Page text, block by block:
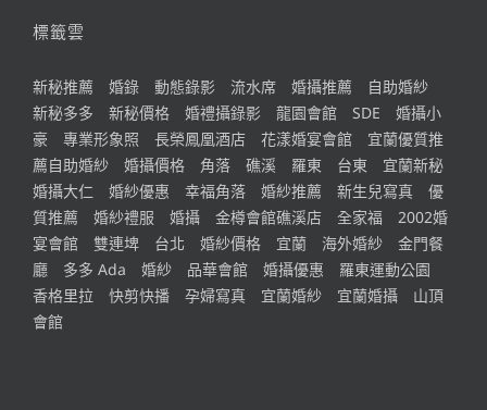
標籤雲
新秘推薦 婚錄 動態錄影 流水席 婚攝推薦
自助婚紗
新秘多多
新秘價格 婚禮攝錄影 龍園會館 SDE
婚攝小
豪
專業形象照 長榮鳳凰酒店 花漾婚宴會館
宜蘭優質推
薦自助婚紗
婚攝價格 角落 礁溪 羅東 台東
宜蘭新秘
婚攝大仁
婚紗優惠 幸福角落 婚紗推薦 新生兒寫真
優
質推薦
婚紗禮服 婚攝 金樽會館礁溪店 全家福
2002婚
宴會館
雙連埤 台北 婚紗價格 宜蘭 海外婚紗
金門餐
廳
多多 Ada 婚紗 品華會館 婚攝優惠
羅東運動公園
香格里拉
快剪快播 孕婦寫真 宜蘭婚紗 宜蘭婚攝
山頂
會館